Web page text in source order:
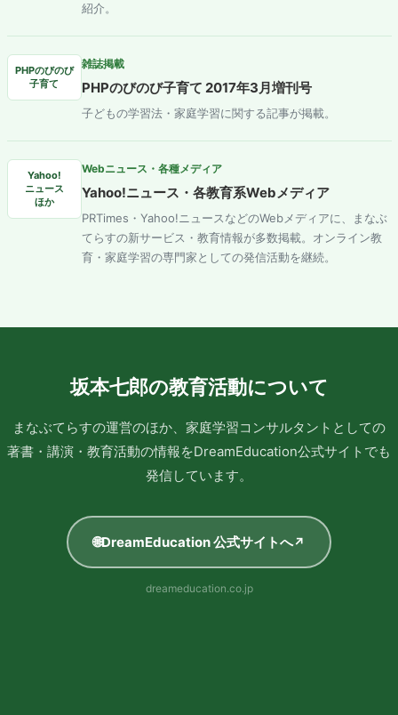
紹介。
PHPのびのび
子育て
雑誌掲載
PHPのびのび子育て 2017年3月増刊号
子どもの学習法・家庭学習に関する記事が掲載。
Yahoo!
ニュース
ほか
Webニュース・各種メディア
Yahoo!ニュース・各教育系Webメディア
PRTimes・Yahoo!ニュースなどのWebメディアに、まなぶ
てらすの新サービス・教育情報が多数掲載。オンライン教
育・家庭学習の専門家としての発信活動を継続。
坂本七郎の教育活動について
まなぶてらすの運営のほか、家庭学習コンサルタントとしての
著書・講演・教育活動の情報をDreamEducation公式サイトでも
発信しています。
🌐DreamEducation 公式サイトへ↗
dreameducation.co.jp